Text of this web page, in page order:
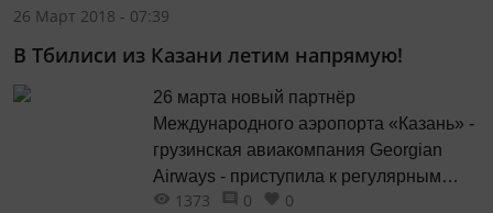
устройств в количестве
Татарстан (+225%), республика
Удмуртия (+129%) и Самарская
область (+77%). В ТОП 5 самых
популярных моделей автомобильной
26 Март 2018 - 07:39
В Тбилиси из Казани летим напрямую!
26 марта новый партнёр
Международного аэропорта «Казань» -
грузинская авиакомпания Georgian
Airways - приступила к регулярным
пассажирским перевозкам по
1373 0
0